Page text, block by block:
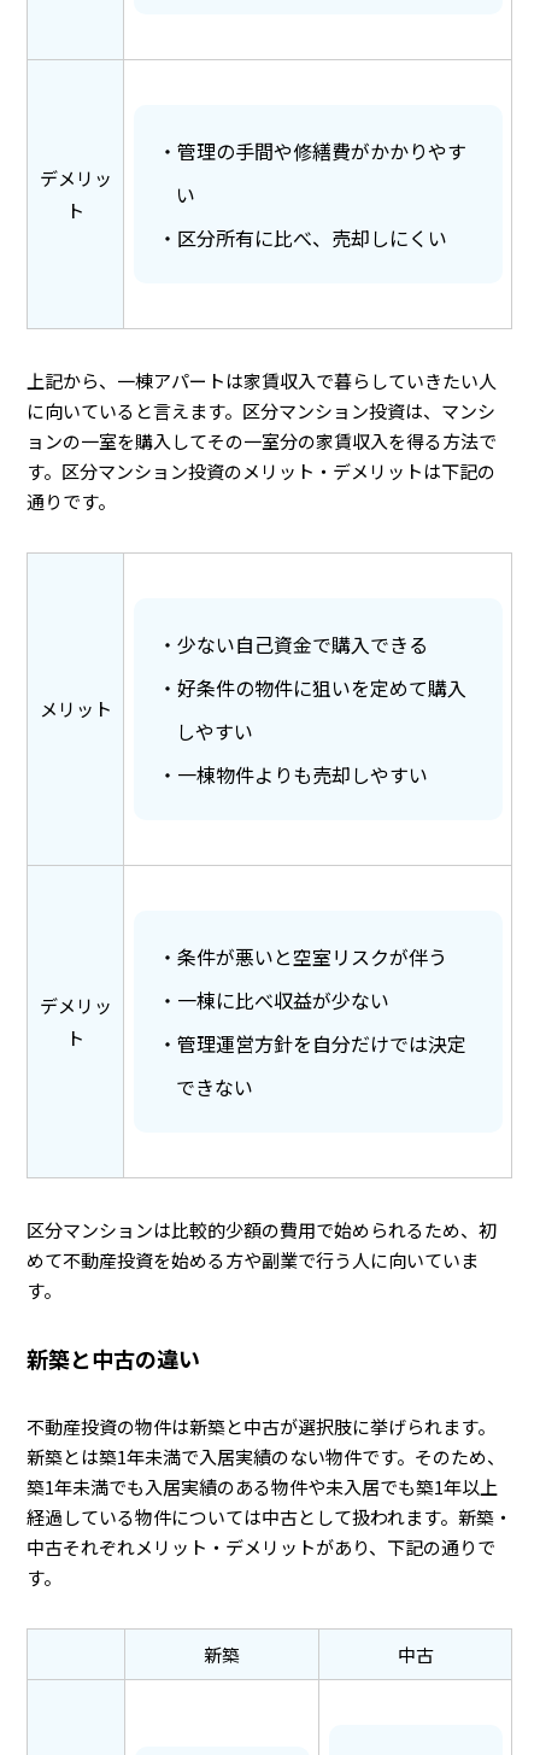
デメリッ
ト
管理の手間や修繕費がかかりやす
い
区分所有に比べ、売却しにくい
上記から、一棟アパートは家賃収入で暮らしていきたい人
に向いていると言えます。区分マンション投資は、マンシ
ョンの一室を購入してその一室分の家賃収入を得る方法で
す。区分マンション投資のメリット・デメリットは下記の
通りです。
メリット
少ない自己資金で購入できる
好条件の物件に狙いを定めて購入
しやすい
一棟物件よりも売却しやすい
デメリッ
ト
条件が悪いと空室リスクが伴う
一棟に比べ収益が少ない
管理運営方針を自分だけでは決定
できない
区分マンションは比較的少額の費用で始められるため、初
めて不動産投資を始める方や副業で行う人に向いていま
す。
新築と中古の違い
不動産投資の物件は新築と中古が選択肢に挙げられます。
新築とは築1年未満で入居実績のない物件です。そのため、
築1年未満でも入居実績のある物件や未入居でも築1年以上
経過している物件については中古として扱われます。新築・
中古それぞれメリット・デメリットがあり、下記の通りで
す。
新築 中古